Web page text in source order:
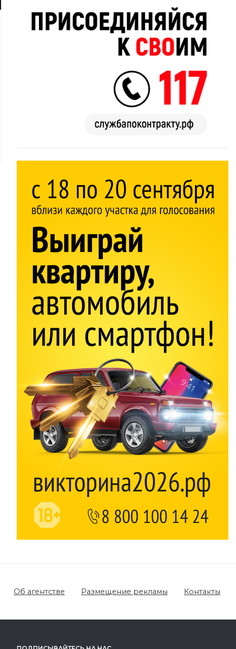
Об агентстве Размещение рекламы Контакты